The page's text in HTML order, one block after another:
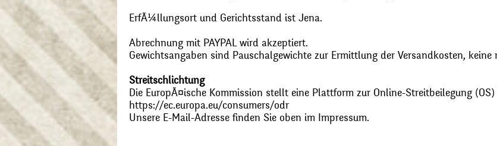
ErfÃ¼llungsort und Gerichtsstand ist Jena.
Abrechnung mit PAYPAL wird akzeptiert.
Gewichtsangaben sind Pauschalgewichte zur Ermittlung der Versandkosten, keine
Streitschlichtung
Die EuropÃ¤ische Kommission stellt eine Plattform zur Online-Streitbeilegung (OS)
https://ec.europa.eu/consumers/odr
Unsere E-Mail-Adresse finden Sie oben im Impressum.